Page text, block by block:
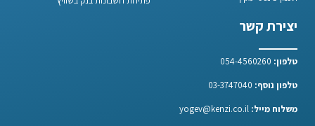
יצירת קשר
טלפון: 054-4560260
טלפון נוסף:
משלוח מייל: